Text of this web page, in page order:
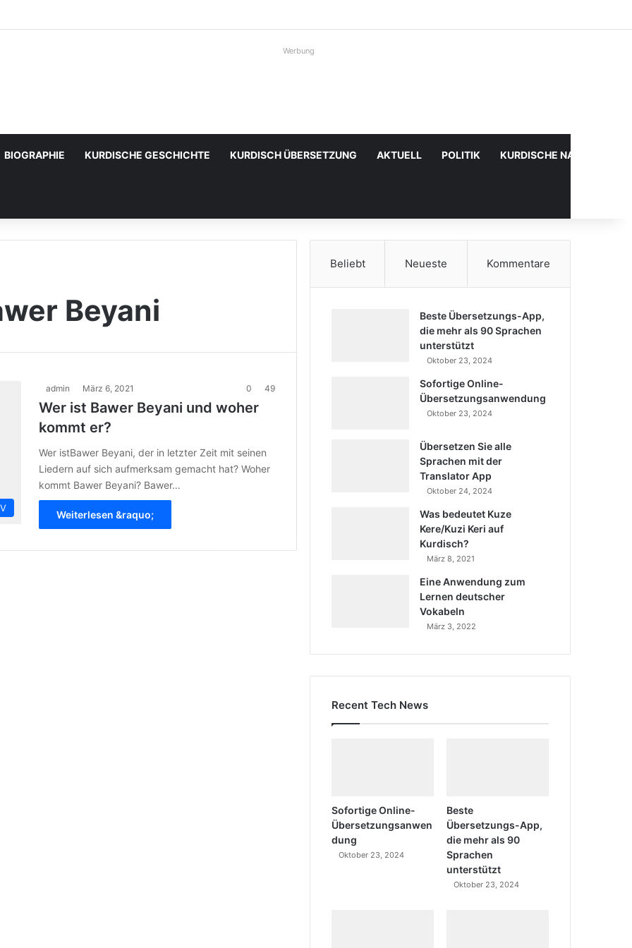
Werbung
BIOGRAPHIE KURDISCHE GESCHICHTE KURDISCH ÜBERSETZUNG AKTUELL POLITIK KURDISCHE
Beyani
admin März 6, 2021 0 49
Wer ist Bawer Beyani und woher
kommt er?
Wer istBawer Beyani, der in letzter Zeit mit seinen
Liedern auf sich aufmerksam gemacht hat? Woher
kommt Bawer Beyani? Bawer…
Weiterlesen &raquo;
Beliebt Neueste Kommentare
Beste Übersetzungs-App,
die mehr als 90 Sprachen
unterstützt
Oktober 23, 2024
Sofortige Online-
Übersetzungsanwendung
Oktober 23, 2024
Übersetzen Sie alle
Sprachen mit der
Translator App
Oktober 24, 2024
Was bedeutet Kuze
Kere/Kuzi Keri auf
Kurdisch?
März 8, 2021
Eine Anwendung zum
Lernen deutscher
Vokabeln
März 3, 2022
Recent Tech News
Sofortige Online-
Übersetzungsanwen
dung
Oktober 23, 2024
Beste
Übersetzungs-App,
die mehr als 90
Sprachen
unterstützt
Oktober 23, 2024